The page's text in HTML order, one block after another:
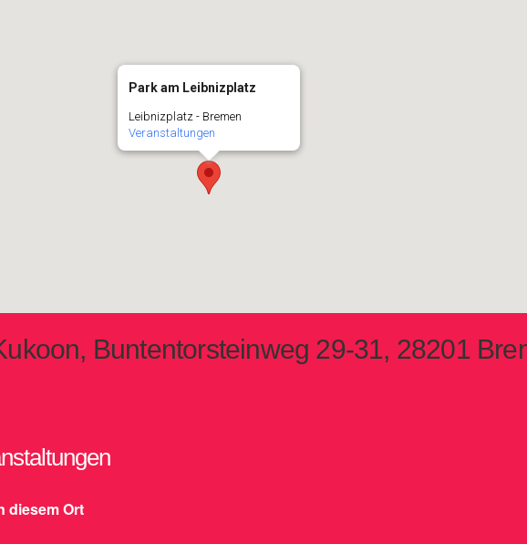
Park am Leibnizplatz
Leibnizplatz - Bremen
Veranstaltungen
Buntentorsteinweg 29-31, 28201
diesem Ort